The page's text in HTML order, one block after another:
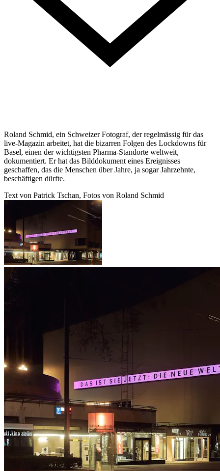
Roland Schmid, ein Schweizer Fotograf, der regelmässig für das
live-Magazin arbeitet, hat die bizarren Folgen des Lockdowns für
Basel, einen der wichtigsten Pharma-Standorte weltweit,
dokumentiert. Er hat das Bilddokument eines Ereignisses
geschaffen, das die Menschen über Jahre, ja sogar Jahrzehnte,
beschäftigen dürfte.
Text von Patrick Tschan, Fotos von Roland Schmid